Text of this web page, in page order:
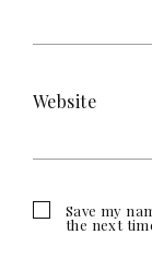
Website
Save my
the next